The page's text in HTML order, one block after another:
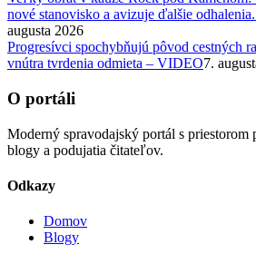
nové stanovisko a avizuje ďalšie
augusta 2026
Progresívci spochybňujú pôvod cestných
vnútra tvrdenia odmieta – VIDEO7.
O portáli
Moderný spravodajský portál s priestorom
blogy a podujatia čitateľov.
Odkazy
Domov
Blogy